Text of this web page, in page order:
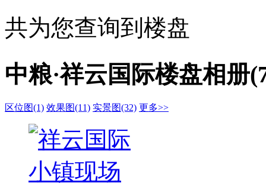
共为您查询到 楼盘
中粮·祥云国际楼盘相册
区位图(1) 效果图(11) 实景图(32) 更多>>